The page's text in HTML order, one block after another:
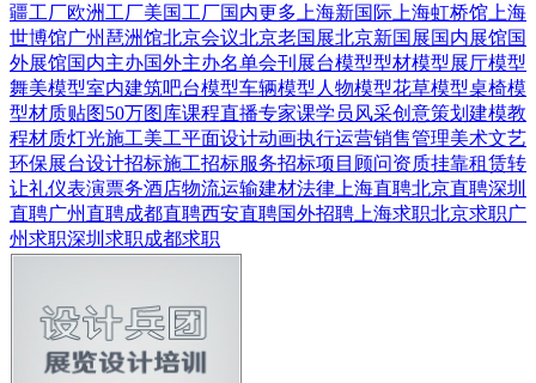
疆工厂欧洲工厂美国工厂国内更多 上海新国际 上海虹桥馆 上海
世博馆广州琶洲馆北京会议北京老国展北京新国展国内展馆国
外展馆国内主办国外主办名单会刊 展台模型型材模型展厅模型
舞美模型室内建筑吧台模型车辆模型 人物模型花草模型桌椅模
型材质贴图50万图库课程直播专家课学员风采创意策划 建模教
程材质灯光施工美工平面设计动画执行运营销售管理美术文艺
环保展台设计招标施工招标服务招标项目顾问资质挂靠租赁转
让礼仪表演票务酒店物流运输建材法律 上海直聘北京直聘深圳
直聘广州直聘成都直聘西安直聘国外招聘 上海求职北京求职广
州求职深圳求职成都求职